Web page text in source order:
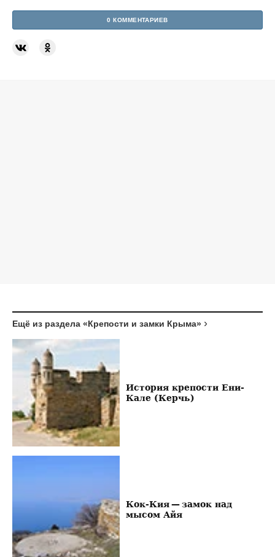
0 КОММЕНТАРИЕВ
Ещё из раздела «Крепости и замки Крыма»
История крепости Ени-
Кале (Керчь)
Кок-Кия — замок над
мысом Айя